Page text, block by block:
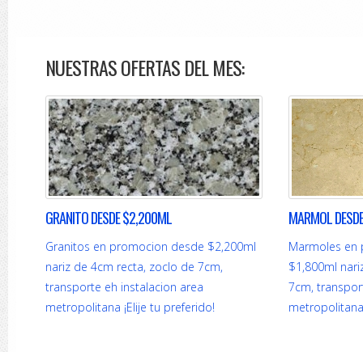
NUESTRAS OFERTAS DEL MES:
GRANITO DESDE $2,200ML
Granitos en promocion desde $2,200ml
nariz de 4cm recta, zoclo de 7cm,
transporte eh instalacion area
metropolitana ¡Elije tu preferido!
MARMOL
Marmoles
$1,800ml
7cm,